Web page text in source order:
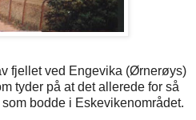
fjellet ved Engevika (Ørnerøys)
tyder på at det allerede for så
bodde i Eskevikenområdet.